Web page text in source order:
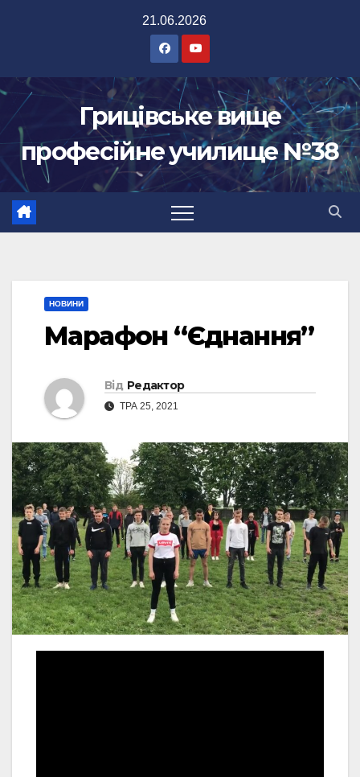
21.06.2026
Грицівське вище
професійне училище №38
НОВИНИ
Марафон “Єднання”
Від Редактор
ТРА 25, 2021